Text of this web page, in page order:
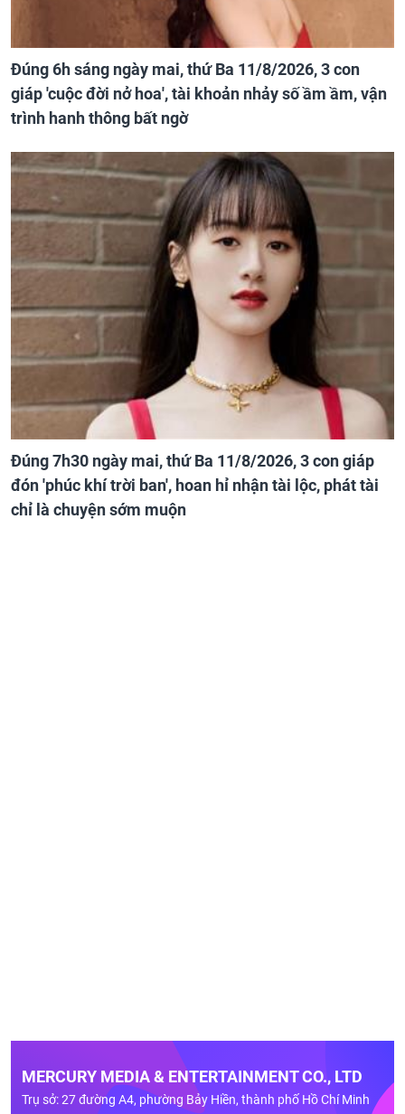
Đúng 6h sáng ngày mai, thứ Ba 11/8/2026, 3 con
giáp 'cuộc đời nở hoa', tài khoản nhảy số ầm ầm, vận
trình hanh thông bất ngờ
Đúng 7h30 ngày mai, thứ Ba 11/8/2026, 3 con giáp
đón 'phúc khí trời ban', hoan hỉ nhận tài lộc, phát tài
chỉ là chuyện sớm muộn
MERCURY MEDIA & ENTERTAINMENT CO., LTD
Trụ sở: 27 đường A4, phường Bảy Hiền, thành phố Hồ Chí Minh